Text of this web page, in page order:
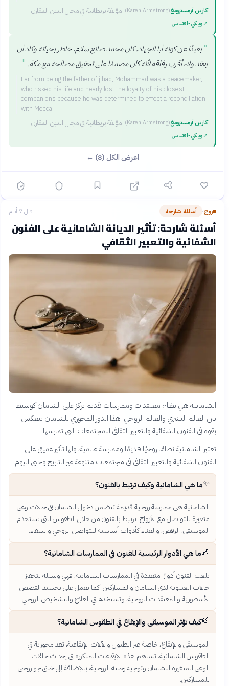
كارين آرمسترونغ
(Karen Armstrong)
· مؤلفة بريطانية في مجال الدين المقارن
↗ويكي‑اقتباس
" بعيدًا عن كونه أبا الجهاد، كان محمد صانع سلام، خاطر بحياته وكاد أن
يفقد ولاء أقرب رفاقه لأنه كان مصممًا على تحقيق مصالحة مع مكة. "
Far from being the father of jihad, Mohammad was a peacemaker,
who risked his life and nearly lost the loyalty of his closest
companions because he was determined to effect a reconciliation
with Mecca.
كارين آرمسترونغ
(Karen Armstrong)
· مؤلفة بريطانية في مجال الدين المقارن
↗ويكي‑اقتباس
اعرض الكل (8) ←
روح› أسئلة شارحة قبل 7 أيام
أسئلة شارحة: تأثير الديانة الشامانية على الفنون
الشفائية والتعبير الثقافي
الشامانية هي نظام معتقدات وممارسات قديم تركز على الشامان كوسيط
بين العالم البشري والعالم الروحي. هذا الدور المحوري للشامان ينعكس
بقوة في الفنون الشفائية والتعبير الثقافي للمجتمعات التي تمارسها.
تعتبر الشامانية نظامًا روحيًا قديمًا وممارسة عالمية، ولها تأثير عميق على
الفنون الشفائية والتعبير الثقافي في مجتمعات متنوعة عبر التاريخ وحتى اليوم.
✨ما هي الشامانية وكيف ترتبط بالفنون؟
الشامانية هي ممارسة روحية قديمة تتضمن دخول الشامان في حالات وعي
متغيرة للتواصل مع الأرواح. ترتبط بالفنون من خلال الطقوس التي تستخدم
الموسيقى، الرقص، والغناء كأدوات أساسية للتواصل الروحي والشفاء.
🎶ما هي الأدوار الرئيسية للفنون في الممارسات الشامانية؟
تلعب الفنون أدوارًا متعددة في الممارسات الشامانية، فهي وسيلة لتحفيز
حالات الغيبوبة لدى الشامان والمشاركين. كما تعمل على تجسيد القصص
الأسطورية والمعتقدات الروحية، وتستخدم في العلاج والتشخيص الروحي.
🥁كيف تؤثر الموسيقى والإيقاع في الطقوس الشامانية؟
الموسيقى والإيقاع، خاصة عبر الطبول والآلات الإيقاعية، تعد محورية في
الطقوس الشامانية. تساهم هذه الإيقاعات المتكررة في إحداث حالات
الوعي المتغيرة للشامان وتوجيه رحلته الروحية، بالإضافة إلى خلق جو روحي
للمشاركين.